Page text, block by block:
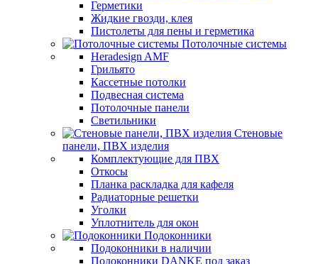
Герметики
Жидкие гвозди, клея
Пистолеты для пены и герметика
Потолочные системы
Heradesign AMF
Грильято
Кассетные потолки
Подвесная система
Потолочные панели
Светильники
Стеновые
панели, ПВХ изделия
Комплектующие для ПВХ
Откосы
Планка раскладка для кафеля
Радиаторные решетки
Уголки
Уплотнитель для окон
Подоконники
Подоконники в наличии
Подоконники DANKE под заказ